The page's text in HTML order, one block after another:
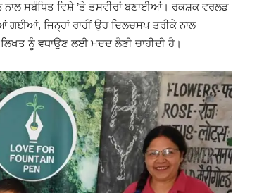
ਸਬੰਧਿਤ ਵਿਸ਼ੇ ’ਤੇ ਤਸਵੀਰਾਂ ਬਣਾਈਆਂ। ਰਕਸ਼ਕ ਵਰਲਡ
ਗਈਆਂ, ਜਿਨ੍ਹਾਂ ਰਾਹੀਂ ਉਹ ਦਿਲਚਸਪ ਤਰੀਕੇ ਨਾਲ
ਨੂੰ ਵਧਾਉਣ ਲਈ ਮਦਦ ਲੈਣੀ ਚਾਹੀਦੀ ਹੈ।